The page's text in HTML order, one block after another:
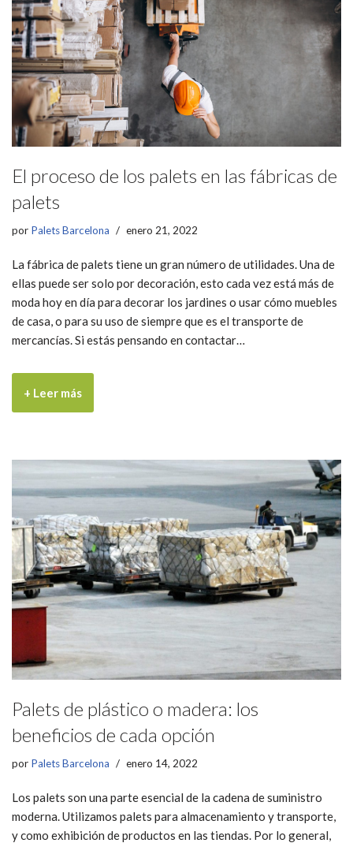
El proceso de los palets en las fábricas de
palets
por Palets Barcelona enero 21, 2022
La fábrica de palets tiene un gran número de utilidades. Una de
ellas puede ser solo por decoración, esto cada vez está más de
moda hoy en día para decorar los jardines o usar cómo muebles
de casa, o para su uso de siempre que es el transporte de
mercancías. Si estás pensando en contactar…
+ Leer más
Palets de plástico o madera: los
beneficios de cada opción
por Palets Barcelona enero 14, 2022
Los palets son una parte esencial de la cadena de suministro
moderna. Utilizamos palets para almacenamiento y transporte,
y como exhibición de productos en las tiendas. Por lo general,